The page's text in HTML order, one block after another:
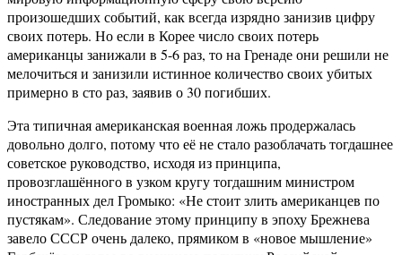
произошедших событий, как всегда изрядно занизив цифру
своих потерь. Но если в Корее число своих потерь
американцы занижали в 5-6 раз, то на Гренаде они решили не
мелочиться и занизили истинное количество своих убитых
примерно в сто раз, заявив о 30 погибших.
Эта типичная американская военная ложь продержалась
довольно долго, потому что её не стало разоблачать тогдашнее
советское руководство, исходя из принципа,
провозглашённого в узком кругу тогдашним министром
иностранных дел Громыко: «Не стоит злить американцев по
пустякам». Следование этому принципу в эпоху Брежнева
завело СССР очень далеко, прямиком в «новое мышление»